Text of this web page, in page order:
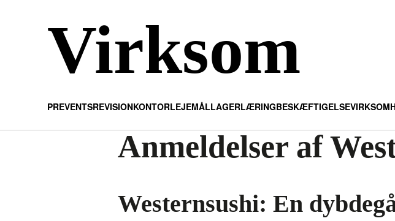
Virksom
PREVENTSREVISIONKONTORLEJEMÅLLAGERLÆRINGBESKÆFTIGELSE
Anmeldelser af
Westernsushi: En